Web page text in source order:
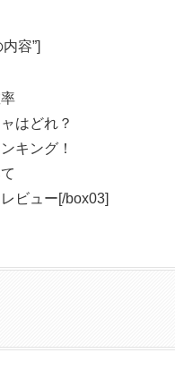
容”]
はどれ？
キング！
ビュー[/box03]